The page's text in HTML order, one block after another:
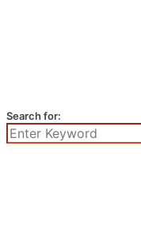
Search for: